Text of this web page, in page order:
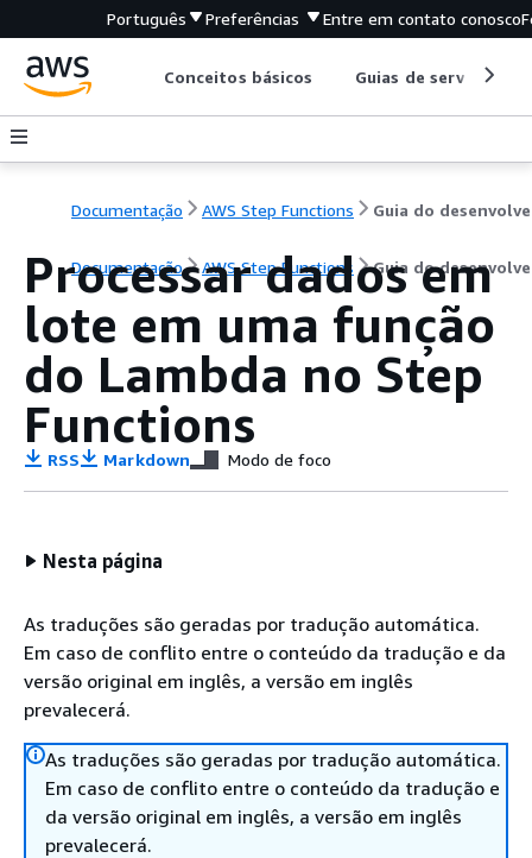
Português Preferências Entre em contato conosco
Conceitos básicos Guias de serviço
Documentação AWS Step Functions
Documentação AWS Step Functions Guia do
Processar dados em
lote em uma função
do Lambda no Step
Functions
RSS Markdown Modo de foco
Nesta página
As traduções são geradas por tradução automática.
Em caso de conflito entre o conteúdo da tradução e da
versão original em inglês, a versão em inglês
prevalecerá.
As traduções são geradas por tradução automática.
Em caso de conflito entre o conteúdo da tradução e
da versão original em inglês, a versão em inglês
prevalecerá.